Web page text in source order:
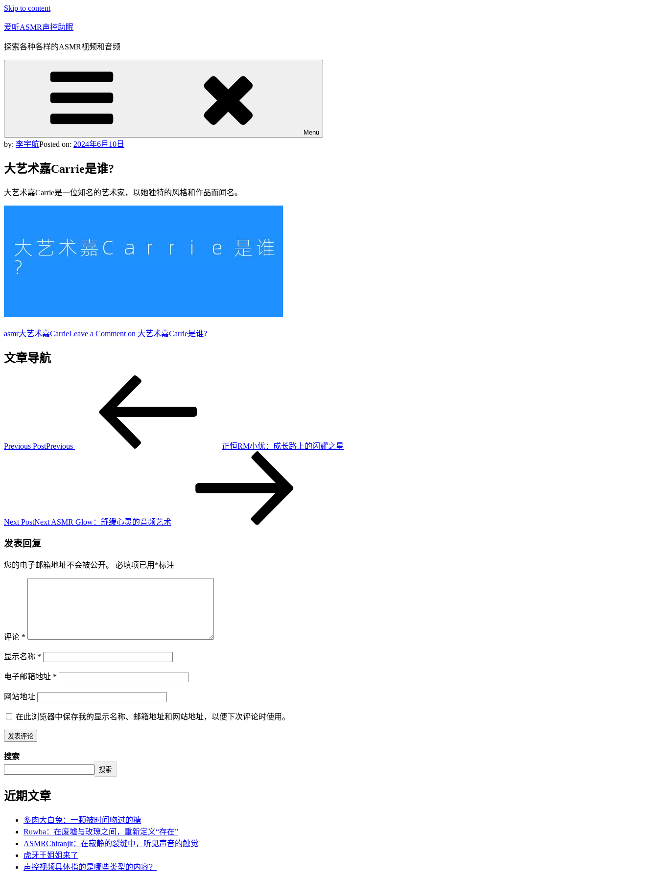
Skip to content
爱听ASMR声控助眠
探索各种各样的ASMR视频和音频
Menu
by: 李宇航Posted on: 2024年6月10日
大艺术嘉Carrie是谁?
大艺术嘉Carrie是一位知名的艺术家，以她独特的风格和作品而闻名。
asmr大艺术嘉CarrieLeave a Comment on 大艺术嘉Carrie是谁?
文章导航
Previous PostPrevious 正恒RM小优：成长路上的闪耀之星
Next PostNext ASMR Glow：舒缓心灵的音频艺术
发表回复
您的电子邮箱地址不会被公开。 必填项已用 *标注
评论 *
显示名称 *
电子邮箱地址 *
网站地址
在此浏览器中保存我的显示名称、邮箱地址和网站地址，以便下次评论时使用。
搜索
搜索
近期文章
多肉大白兔：一颗被时间吻过的糖
Ruwba：在废墟与玫瑰之间，重新定义“存在”
ASMRChiranjit：在寂静的裂缝中，听见声音的触觉
虎牙王姐姐来了
声控视频具体指的是哪些类型的内容？